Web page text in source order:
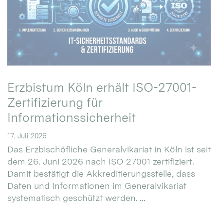
Erzbistum Köln erhält ISO-27001-
Zertifizierung für
Informationssicherheit
17. Juli 2026
Das Erzbischöfliche Generalvikariat in Köln ist seit
dem 26. Juni 2026 nach ISO 27001 zertifiziert.
Damit bestätigt die Akkreditierungsstelle, dass
Daten und Informationen im Generalvikariat
systematisch geschützt werden. ...